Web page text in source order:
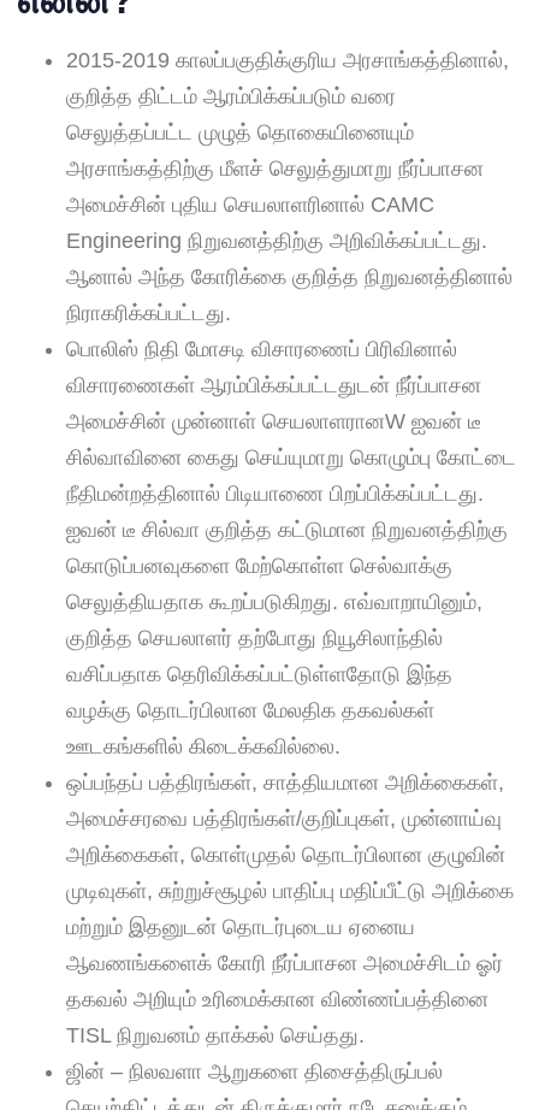
2015-2019 காலப்பகுதிக்குரிய அரசாங்கத்தினால்,
குறித்த திட்டம் ஆரம்பிக்கப்படும் வரை
செலுத்தப்பட்ட முழுத் தொகையினையும்
அரசாங்கத்திற்கு மீளச் செலுத்துமாறு நீர்ப்பாசன
அமைச்சின் புதிய செயலாளரினால் CAMC
Engineering நிறுவனத்திற்கு அறிவிக்கப்பட்டது.
ஆனால் அந்த கோரிக்கை குறித்த நிறுவனத்தினால்
நிராகரிக்கப்பட்டது.
பொலிஸ் நிதி மோசடி விசாரணைப் பிரிவினால்
விசாரணைகள் ஆரம்பிக்கப்பட்டதுடன் நீர்ப்பாசன
அமைச்சின் முன்னாள் செயலாளரானW ஐவன் டீ
சில்வாவினை கைது செய்யுமாறு கொழும்பு கோட்டை
நீதிமன்றத்தினால் பிடியாணை பிறப்பிக்கப்பட்டது.
ஐவன் டீ சில்வா குறித்த கட்டுமான நிறுவனத்திற்கு
கொடுப்பனவுகளை மேற்கொள்ள செல்வாக்கு
செலுத்தியதாக கூறப்படுகிறது. எவ்வாறாயினும்,
குறித்த செயலாளர் தற்போது நியூசிலாந்தில்
வசிப்பதாக தெரிவிக்கப்பட்டுள்ளதோடு இந்த
வழக்கு தொடர்பிலான மேலதிக தகவல்கள்
ஊடகங்களில் கிடைக்கவில்லை.
ஒப்பந்தப் பத்திரங்கள், சாத்தியமான அறிக்கைகள்,
அமைச்சரவை பத்திரங்கள்/குறிப்புகள், முன்னாய்வு
அறிக்கைகள், கொள்முதல் தொடர்பிலான குழுவின்
முடிவுகள், சுற்றுச்சூழல் பாதிப்பு மதிப்பீட்டு அறிக்கை
மற்றும் இதனுடன் தொடர்புடைய ஏனைய
ஆவணங்களைக் கோரி நீர்ப்பாசன அமைச்சிடம் ஓர்
தகவல் அறியும் உரிமைக்கான விண்ணப்பத்தினை
TISL நிறுவனம் தாக்கல் செய்தது.
ஜின் – நிலவளா ஆறுகளை திசைத்திருப்பல்